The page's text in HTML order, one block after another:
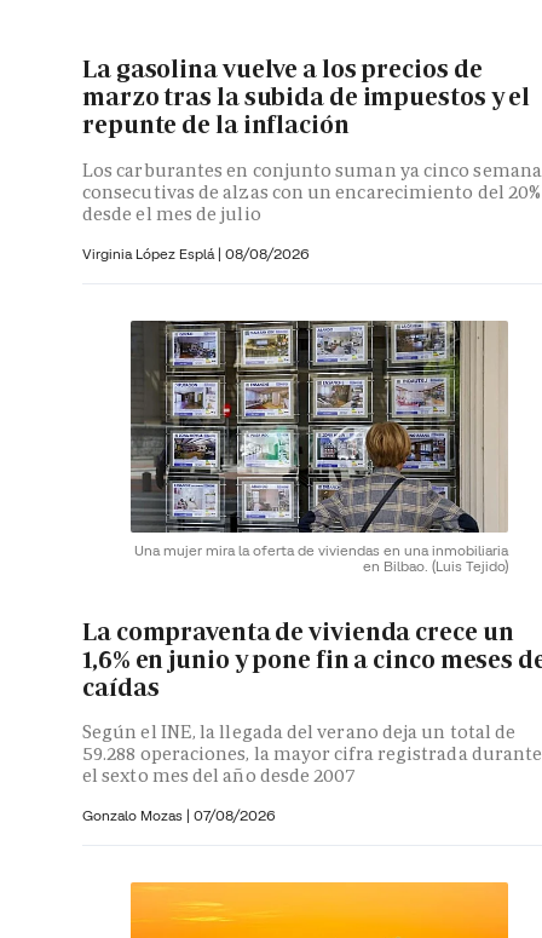
La gasolina vuelve a los precios de
marzo tras la subida de impuestos y el
repunte de la inflación
Los carburantes en conjunto suman ya cinco
consecutivas de alzas con un encarecimiento del 20%
desde el mes de julio
Virginia López Esplá | 08/08/2026
Una mujer mira la oferta de viviendas en una inmobiliaria
en Bilbao. (Luis Tejido)
La compraventa de vivienda crece un
1,6% en junio y pone fin a cinco meses
caídas
Según el INE, la llegada del verano deja un total de
59.288 operaciones, la mayor cifra registrada durante
el sexto mes del año desde 2007
Gonzalo Mozas | 07/08/2026